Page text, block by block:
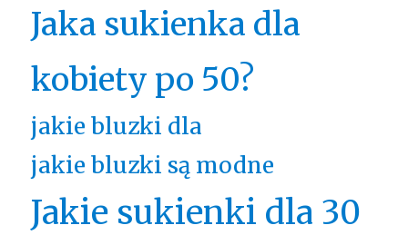
Jaka sukienka dla
kobiety po 50?
jakie bluzki dla
jakie bluzki są modne
Jakie sukienki dla 30